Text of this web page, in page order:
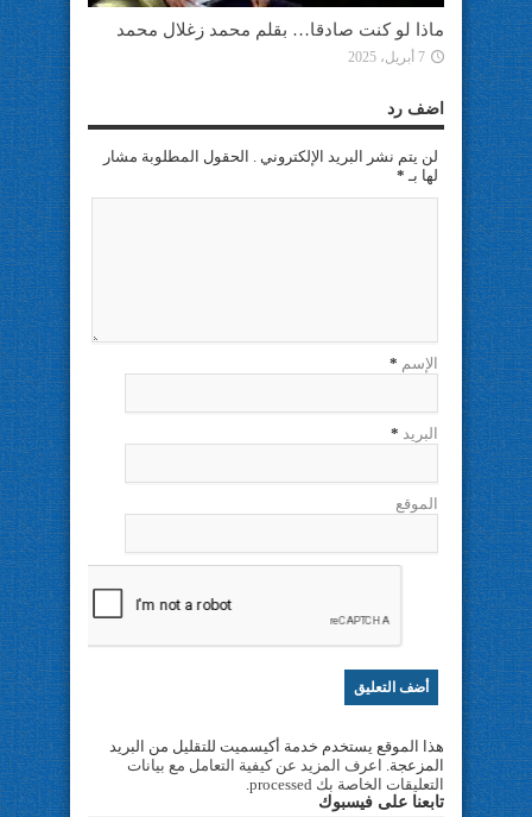
ماذا لو كنت صادقا… بقلم محمد زغلال محمد
7 أبريل، 2025
اضف رد
لن يتم نشر البريد الإلكتروني . الحقول المطلوبة مشار
لها بـ *
الإسم *
البريد *
الموقع
هذا الموقع يستخدم خدمة أكيسميت للتقليل من البريد
المزعجة. اعرف المزيد عن كيفية التعامل مع بيانات
التعليقات الخاصة بك processed
.
تابعنا على فيسبوك